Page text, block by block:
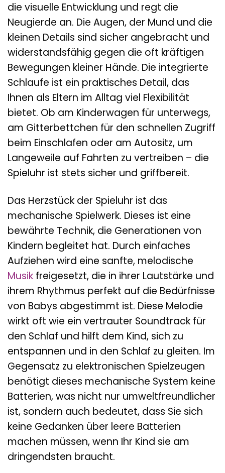
die visuelle Entwicklung und regt die
Neugierde an. Die Augen, der Mund und die
kleinen Details sind sicher angebracht und
widerstandsfähig gegen die oft kräftigen
Bewegungen kleiner Hände. Die integrierte
Schlaufe ist ein praktisches Detail, das
Ihnen als Eltern im Alltag viel Flexibilität
bietet. Ob am Kinderwagen für unterwegs,
am Gitterbettchen für den schnellen Zugriff
beim Einschlafen oder am Autositz, um
Langeweile auf Fahrten zu vertreiben – die
Spieluhr ist stets sicher und griffbereit.
Das Herzstück der Spieluhr ist das
mechanische Spielwerk. Dieses ist eine
bewährte Technik, die Generationen von
Kindern begleitet hat. Durch einfaches
Aufziehen wird eine sanfte, melodische
Musik freigesetzt, die in ihrer Lautstärke und
ihrem Rhythmus perfekt auf die Bedürfnisse
von Babys abgestimmt ist. Diese Melodie
wirkt oft wie ein vertrauter Soundtrack für
den Schlaf und hilft dem Kind, sich zu
entspannen und in den Schlaf zu gleiten. Im
Gegensatz zu elektronischen Spielzeugen
benötigt dieses mechanische System keine
Batterien, was nicht nur umweltfreundlicher
ist, sondern auch bedeutet, dass Sie sich
keine Gedanken über leere Batterien
machen müssen, wenn Ihr Kind sie am
dringendsten braucht.